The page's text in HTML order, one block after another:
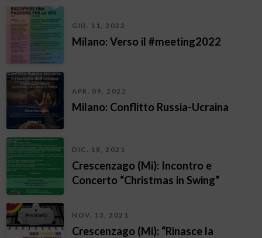
GIU. 11, 2022
Milano: Verso il #meeting2022
APR. 09, 2022
Milano: Conflitto Russia-Ucraina
DIC. 18, 2021
Crescenzago (Mi): Incontro e
Concerto “Christmas in Swing”
NOV. 13, 2021
Crescenzago (Mi): “Rinasce la